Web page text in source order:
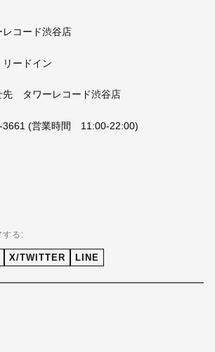
コード渋谷店
ードイン
先 タワーレコード渋谷店
3661 (営業時間 11:00-22:00)
する:
X/TWITTER LINE